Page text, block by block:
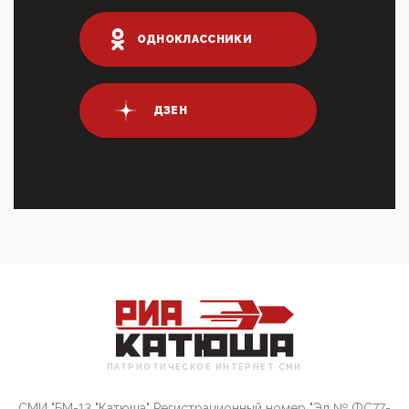
крупных банках по итогам 2025 года превысило 63
млрд руб. ...
03:01, 10 Апреля 2026
что союзники просили Киев не наносить удары по
энергети...
01:54, 10 Апреля 2026
Сионистское правительство благосклонно
разрешило православным христианам провести
обряд Схождения Бл...
ОДНОКЛАССНИКИ
ДЗЕН
ПАТРИОТИЧЕСКОЕ ИНТЕРНЕТ СМИ